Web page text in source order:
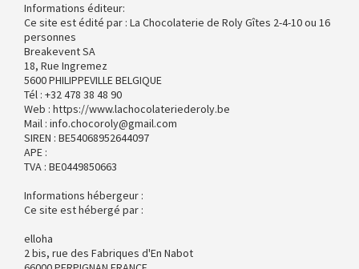
Informations éditeur:
Ce site est édité par : La Chocolaterie de Roly Gîtes 2-4-10 ou 16
personnes
Breakevent SA
18, Rue Ingremez
5600 PHILIPPEVILLE BELGIQUE
Tél : +32 478 38 48 90
Web : https://www.lachocolateriederoly.be
Mail : info.chocoroly@gmail.com
SIREN : BE54068952644097
APE :
TVA : BE0449850663
Informations hébergeur :
Ce site est hébergé par :
elloha
2 bis, rue des Fabriques d'En Nabot